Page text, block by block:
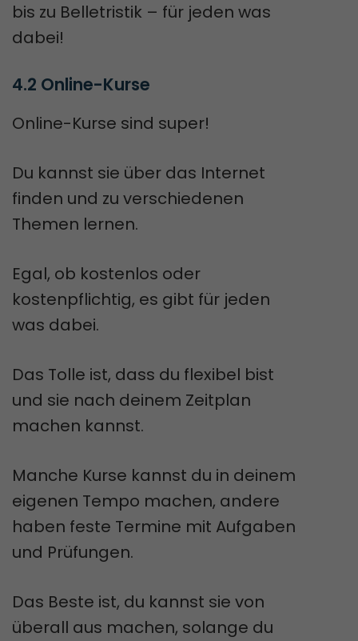
bis zu Belletristik – für jeden was
dabei!
4.2 Online-Kurse
Online-Kurse sind super!
Du kannst sie über das Internet
finden und zu verschiedenen
Themen lernen.
Egal, ob kostenlos oder
kostenpflichtig, es gibt für jeden
was dabei.
Das Tolle ist, dass du flexibel bist
und sie nach deinem Zeitplan
machen kannst.
Manche Kurse kannst du in deinem
eigenen Tempo machen, andere
haben feste Termine mit Aufgaben
und Prüfungen.
Das Beste ist, du kannst sie von
überall aus machen, solange du